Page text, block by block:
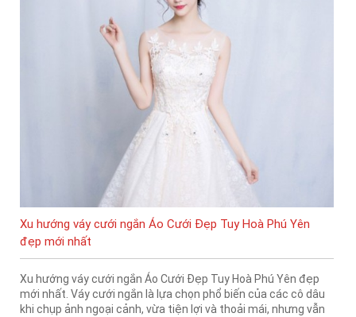
Xu hướng váy cưới ngắn Áo Cưới Đẹp Tuy Hoà Phú Yên
đẹp mới nhất
Xu hướng váy cưới ngắn Áo Cưới Đẹp Tuy Hoà Phú Yên đẹp
mới nhất. Váy cưới ngắn là lựa chọn phổ biến của các cô dâu
khi chụp ảnh ngoại cảnh, vừa tiện lợi và thoải mái, nhưng vẫn